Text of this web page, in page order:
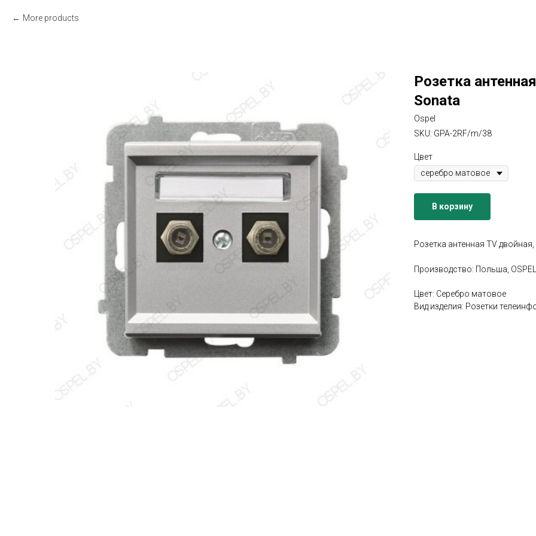
More products
Розетка
Sonata
Ospel
SKU: GPA-2RF/m/38
Цвет
В корзину
Розетка антенная TV двойная,
Производство: Польша, OSPEL
Цвет: Серебро матовое
Вид изделия: Розетки